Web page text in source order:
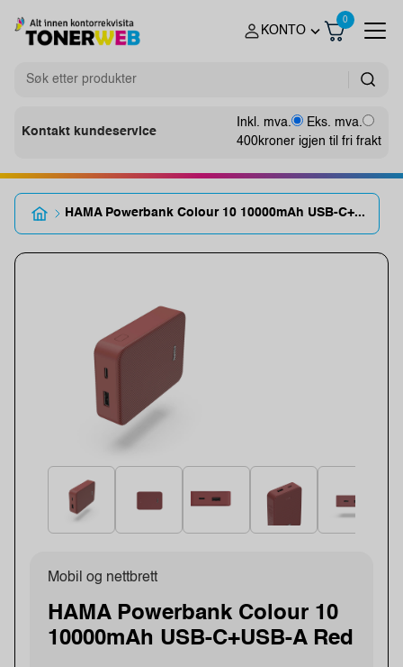
KONTO
0
Kontakt kundeservice
Inkl. mva.
Eks. mva.
400kroner igjen til fri frakt
HAMA Powerbank Colour 10 10000mAh USB-C+...
Mobil og nettbrett
HAMA Powerbank Colour 10
10000mAh USB-C+USB-A Red